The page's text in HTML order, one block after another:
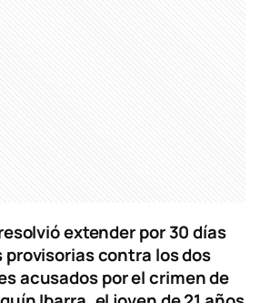
extender por 30 días
provisorias contra los dos
acusados por el crimen de